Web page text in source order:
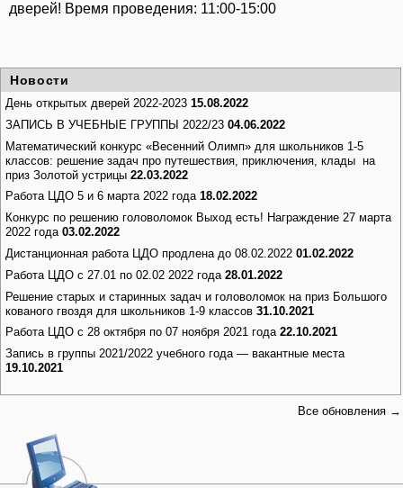
дверей! Время проведения: 11:00-15:00
Новости
День открытых дверей 2022-2023 15.08.2022
ЗАПИСЬ В УЧЕБНЫЕ ГРУППЫ 2022/23 04.06.2022
Математический конкурс «Весенний Олимп» для школьников 1-5
классов: решение задач про путешествия, приключения, клады на
приз Золотой устрицы 22.03.2022
Работа ЦДО 5 и 6 марта 2022 года 18.02.2022
Конкурс по решению головоломок Выход есть! Награждение 27 марта
2022 года 03.02.2022
Дистанционная работа ЦДО продлена до 08.02.2022 01.02.2022
Работа ЦДО с 27.01 по 02.02 2022 года 28.01.2022
Решение старых и старинных задач и головоломок на приз Большого
кованого гвоздя для школьников 1-9 классов 31.10.2021
Работа ЦДО с 28 октября по 07 ноября 2021 года 22.10.2021
Запись в группы 2021/2022 учебного года — вакантные места
19.10.2021
Все обновления →